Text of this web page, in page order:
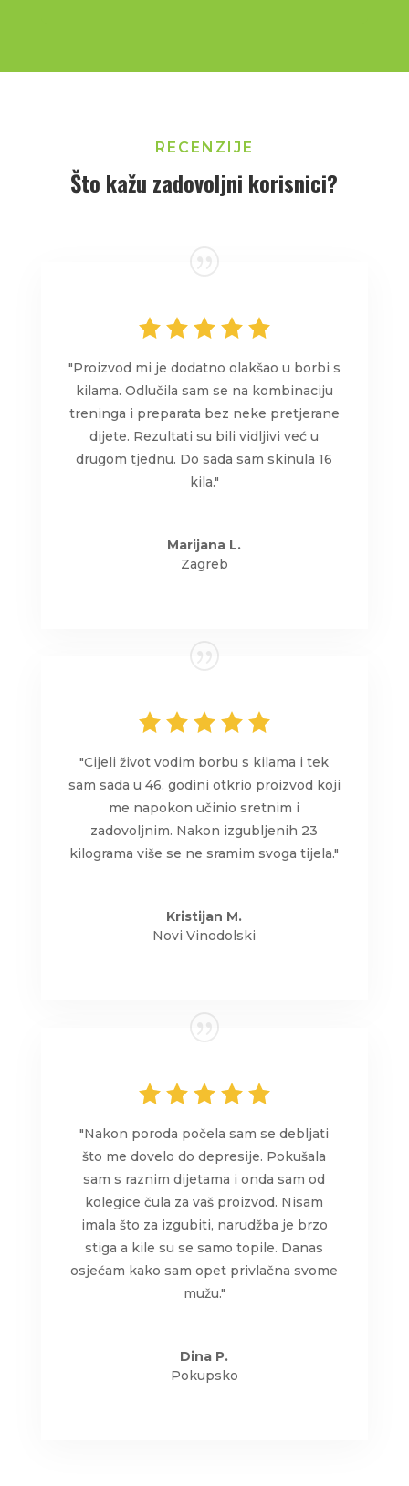
RECENZIJE
Što kažu zadovoljni korisnici?
"Proizvod mi je dodatno olakšao u borbi s
kilama. Odlučila sam se na kombinaciju
treninga i preparata bez neke pretjerane
dijete. Rezultati su bili vidljivi već u
drugom tjednu. Do sada sam skinula 16
kila."
Marijana L.
Zagreb
"Cijeli život vodim borbu s kilama i tek
sam sada u 46. godini otkrio proizvod koji
me napokon učinio sretnim i
zadovoljnim. Nakon izgubljenih 23
kilograma više se ne sramim svoga tijela."
Kristijan M.
Novi Vinodolski
"Nakon poroda počela sam se debljati
što me dovelo do depresije. Pokušala
sam s raznim dijetama i onda sam od
kolegice čula za vaš proizvod. Nisam
imala što za izgubiti, narudžba je brzo
stiga a kile su se samo topile. Danas
osjećam kako sam opet privlačna svome
mužu."
Dina P.
Pokupsko